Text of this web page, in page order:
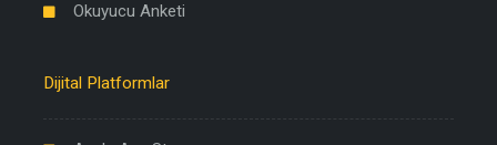
Okuyucu Anketi
Dijital Platformlar